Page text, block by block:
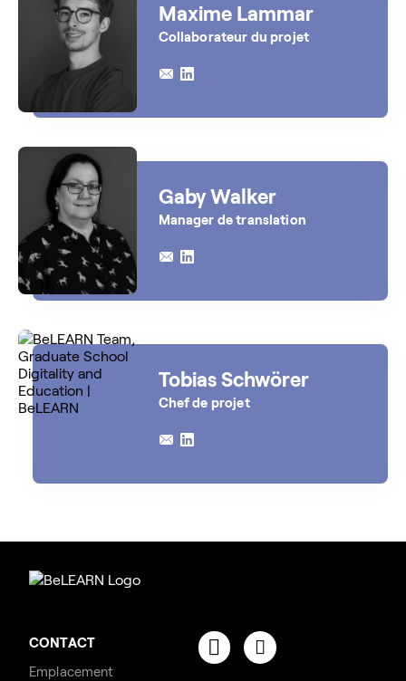
Maxime Lammar
Collaborateur du projet
Gaby Walker
Manager de translation
Tobias Schwörer
Chef de projet
CONTACT
Emplacement